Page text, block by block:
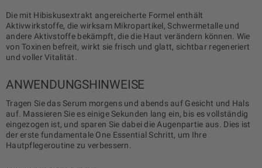
Die mit Hibiskusextrakt angereicherte Formel enthält
Aktivwirkstoffe, die wirksam Mikropartikel, Schwermetalle und
andere Aktivstoffe bekämpft, die die Haut verändern können. Wie
von Toxinen befreit, wirkt sie frisch und glatt, sichtbar regeneriert
und voller Vitalität.
ANWENDUNGSHINWEISE
Tragen Sie das Serum morgens und abends auf Gesicht und Hals
auf. Massieren Sie es einige Sekunden lang ein, bis es vollständig
eingezogen ist, und sparen Sie dabei die Augenpartie aus. Dies ist
der erste fundamentale One Essential Schritt, um Ihre
Hautpflegeroutine zu verbessern.